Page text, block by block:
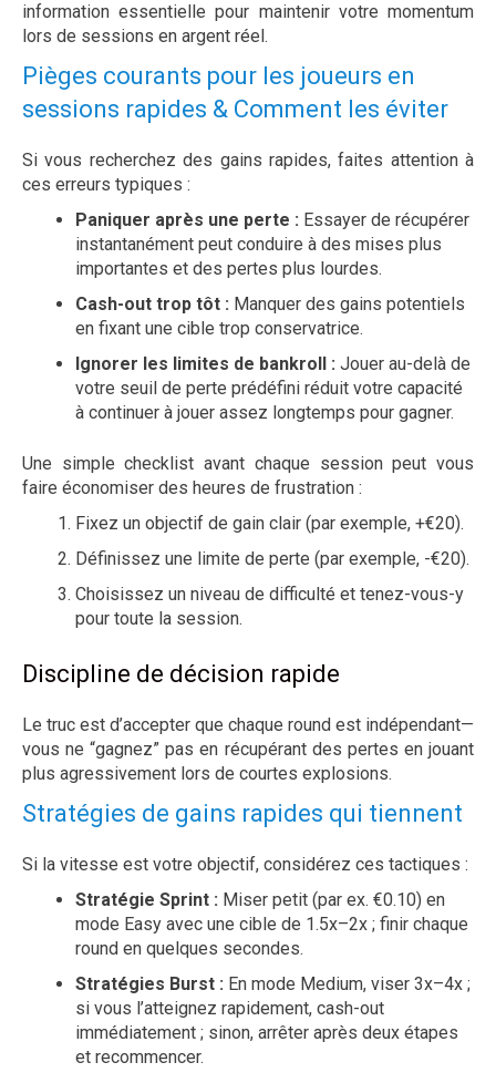
information essentielle pour maintenir votre momentum
lors de sessions en argent réel.
Pièges courants pour les joueurs en
sessions rapides & Comment les éviter
Si vous recherchez des gains rapides, faites attention à
ces erreurs typiques :
Paniquer après une perte : Essayer de récupérer
instantanément peut conduire à des mises plus
importantes et des pertes plus lourdes.
Cash-out trop tôt : Manquer des gains potentiels
en fixant une cible trop conservatrice.
Ignorer les limites de bankroll : Jouer au-delà de
votre seuil de perte prédéfini réduit votre capacité
à continuer à jouer assez longtemps pour gagner.
Une simple checklist avant chaque session peut vous
faire économiser des heures de frustration :
Fixez un objectif de gain clair (par exemple, +€20).
Définissez une limite de perte (par exemple, -€20).
Choisissez un niveau de difficulté et tenez-vous-y
pour toute la session.
Discipline de décision rapide
Le truc est d’accepter que chaque round est indépendant—
vous ne “gagnez” pas en récupérant des pertes en jouant
plus agressivement lors de courtes explosions.
Stratégies de gains rapides qui tiennent
Si la vitesse est votre objectif, considérez ces tactiques :
Stratégie Sprint : Miser petit (par ex. €0.10) en
mode Easy avec une cible de 1.5x–2x ; finir chaque
round en quelques secondes.
Stratégies Burst : En mode Medium, viser 3x–4x ;
si vous l’atteignez rapidement, cash-out
immédiatement ; sinon, arrêter après deux étapes
et recommencer.